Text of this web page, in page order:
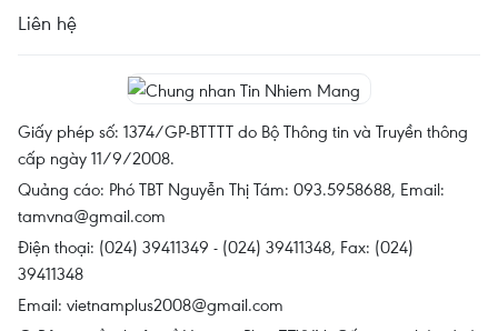
Liên hệ
Giấy phép số: 1374/GP-BTTTT do Bộ Thông tin và Truyền thông
cấp ngày 11/9/2008.
Quảng cáo: Phó TBT Nguyễn Thị Tám: 093.5958688, Email:
tamvna@gmail.com
Điện thoại: (024) 39411349 - (024) 39411348, Fax: (024)
39411348
Email: vietnamplus2008@gmail.com